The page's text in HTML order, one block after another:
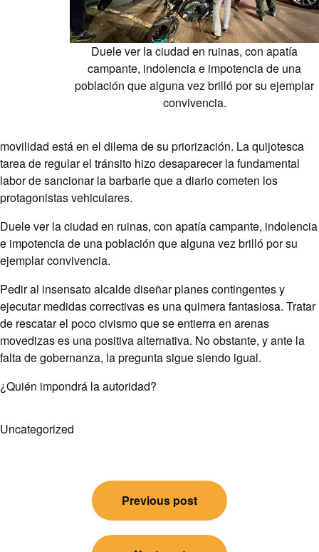
Duele ver la ciudad en ruinas, con apatía
campante, indolencia e impotencia de una
población que alguna vez brilló por su ejemplar
convivencia.
movilidad está en el dilema de su priorización. La quijotesca
tarea de regular el tránsito hizo desaparecer la fundamental
labor de sancionar la barbarie que a diario cometen los
protagonistas vehiculares.
Duele ver la ciudad en ruinas, con apatía campante, indolencia
e impotencia de una población que alguna vez brilló por su
ejemplar convivencia.
Pedir al insensato alcalde diseñar planes contingentes y
ejecutar medidas correctivas es una quimera fantasiosa. Tratar
de rescatar el poco civismo que se entierra en arenas
movedizas es una positiva alternativa. No obstante, y ante la
falta de gobernanza, la pregunta sigue siendo igual.
¿Quién impondrá la autoridad?
Uncategorized
Previous post